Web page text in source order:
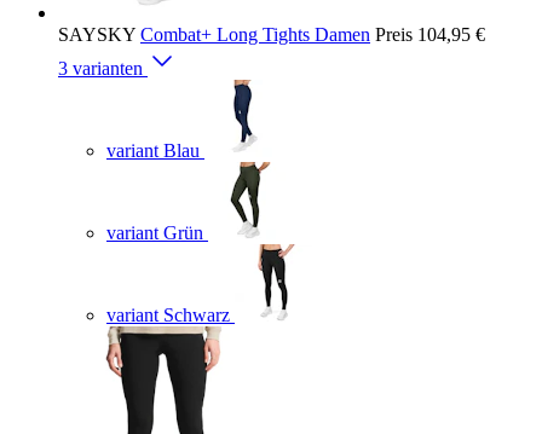
SAYSKY Combat+ Long Tights Damen Preis 104,95 €
3 varianten
variant Blau
variant Grün
variant Schwarz